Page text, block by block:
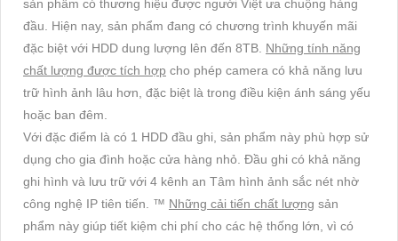
sản phẩm có thương hiệu được người Việt ưa chuộng hàng
đầu. Hiện nay, sản phẩm đang có chương trình khuyến mãi
đặc biệt với HDD dung lượng lên đến 8TB. Những tính năng
chất lượng được tích hợp cho phép camera có khả năng lưu
trữ hình ảnh lâu hơn, đặc biệt là trong điều kiện ánh sáng yếu
hoặc ban đêm.
Với đặc điểm là có 1 HDD đầu ghi, sản phẩm này phù hợp sử
dụng cho gia đình hoặc cửa hàng nhỏ. Đầu ghi có khả năng
ghi hình và lưu trữ với 4 kênh an Tâm hình ảnh sắc nét nhờ
công nghệ IP tiên tiến. ™️ Những cải tiến chất lượng sản
phẩm này giúp tiết kiệm chi phí cho các hệ thống lớn, vì có